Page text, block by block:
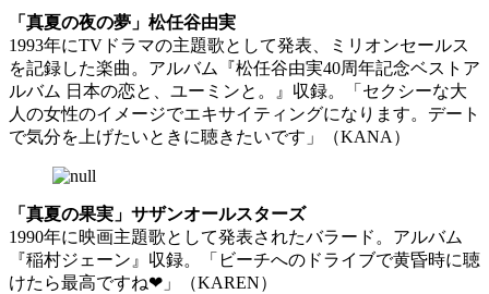
「真夏の夜の夢」松任谷由実
1993年にTVドラマの主題歌として発表、ミリオンセールス
を記録した楽曲。アルバム『松任谷由実40周年記念ベストア
ルバム 日本の恋と、ユーミンと。』収録。「セクシーな大
人の女性のイメージでエキサイティングになります。デート
で気分を上げたいときに聴きたいです」（KANA）
「真夏の果実」サザンオールスターズ
1990年に映画主題歌として発表されたバラード。アルバム
『稲村ジェーン』収録。「ビーチへのドライブで黄昏時に聴
けたら最高ですね❤︎」（KAREN）